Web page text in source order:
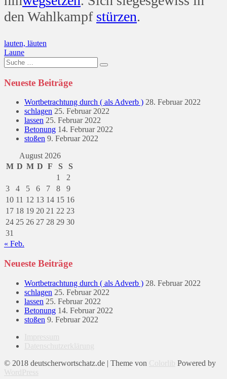
den Wahlkampf stürzen.
Beitragsnavigation
lauten, läuten
Laune
Suche
nach:
Neueste Beiträge
Wortbetrachtung durch ( als Adverb ) 28. Februar 2022
schlagen 25. Februar 2022
lassen 25. Februar 2022
Betonung 14. Februar 2022
stoßen 9. Februar 2022
August 2026
M D M D F S
S
1
2
3
4 5 6 7 8
9
10 11 12 13 14 15 16
17 18 19 20 21 22 23
24 25 26 27 28 29 30
31
« Feb.
Neueste Beiträge
Wortbetrachtung durch ( als Adverb ) 28. Februar 2022
schlagen 25. Februar 2022
lassen 25. Februar 2022
Betonung 14. Februar 2022
stoßen 9. Februar 2022
Impressum
Datenschutzerklärung
© 2018 deutscherwortschatz.de | Theme von Colorlib Powered by
WordPress